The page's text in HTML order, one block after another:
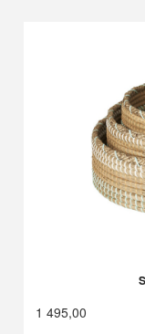
1 495,00